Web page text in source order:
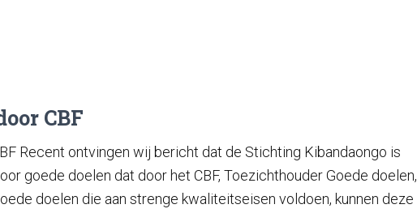
CBF
Recent ontvingen wij bericht dat de Stichting Kibandaongo is
goede doelen dat door het CBF, Toezichthouder Goede doelen,
doelen die aan strenge kwaliteitseisen voldoen, kunnen deze